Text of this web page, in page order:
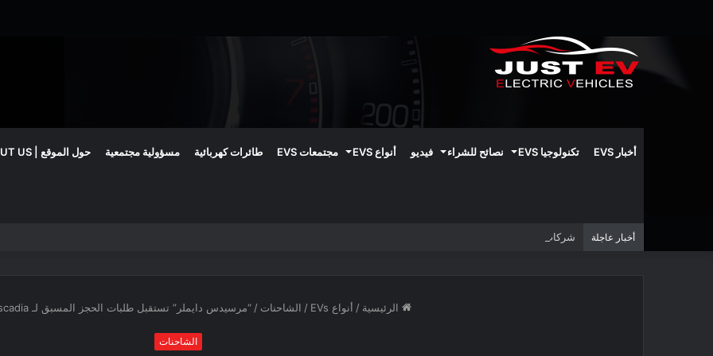
أخبار EVS تكنولوجيا EVS نصائح للشراء فيديو أنواع EVS مجتمعات EVS طائرات كهربائية مسؤولية مجتمعية حول الموقع | ABOUT US
أخبار عاجلة شركات البطاريات الصينية تتوقع تأخيرًا في تطوير البطاريات الصلبة حتى 2030
الرئيسية / أنواع EVs / الشاحنات / “مرسيدس دايملر” تستقبل طلبات الحجز المسبق لـ eCascadia و eM2
الشاحنات